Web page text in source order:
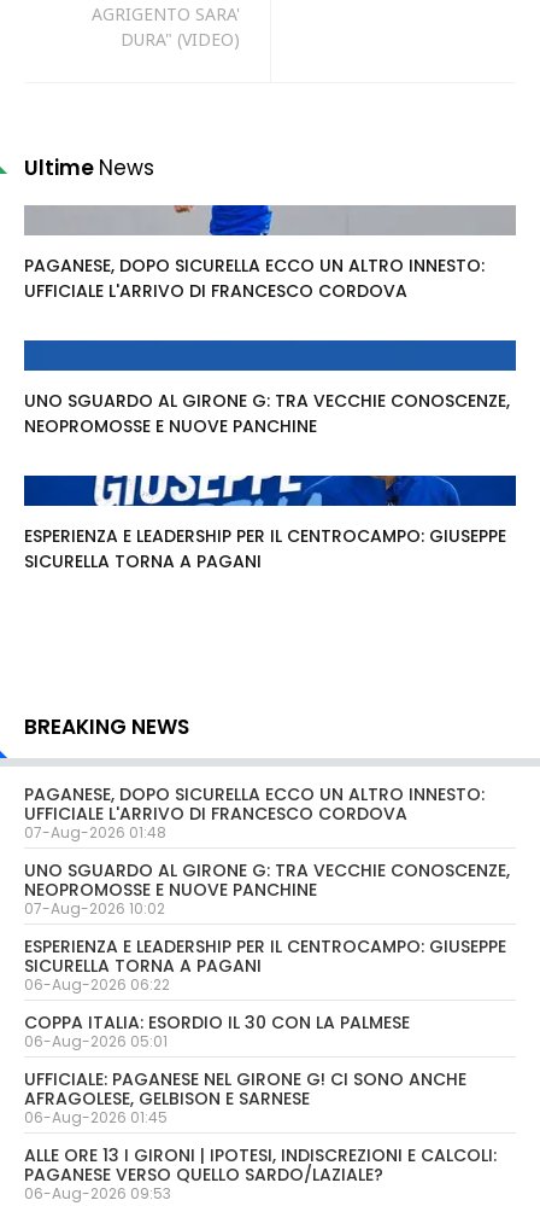
AGRIGENTO SARA'
DURA" (VIDEO)
Ultime News
PAGANESE, DOPO SICURELLA ECCO UN ALTRO INNESTO:
UFFICIALE L'ARRIVO DI FRANCESCO CORDOVA
UNO SGUARDO AL GIRONE G: TRA VECCHIE CONOSCENZE,
NEOPROMOSSE E NUOVE PANCHINE
ESPERIENZA E LEADERSHIP PER IL CENTROCAMPO: GIUSEPPE
SICURELLA TORNA A PAGANI
BREAKING NEWS
PAGANESE, DOPO SICURELLA ECCO UN ALTRO INNESTO:
UFFICIALE L'ARRIVO DI FRANCESCO CORDOVA
07-Aug-2026 01:48
UNO SGUARDO AL GIRONE G: TRA VECCHIE CONOSCENZE,
NEOPROMOSSE E NUOVE PANCHINE
07-Aug-2026 10:02
ESPERIENZA E LEADERSHIP PER IL CENTROCAMPO: GIUSEPPE
SICURELLA TORNA A PAGANI
06-Aug-2026 06:22
COPPA ITALIA: ESORDIO IL 30 CON LA PALMESE
06-Aug-2026 05:01
UFFICIALE: PAGANESE NEL GIRONE G! CI SONO ANCHE
AFRAGOLESE, GELBISON E SARNESE
06-Aug-2026 01:45
ALLE ORE 13 I GIRONI | IPOTESI, INDISCREZIONI E CALCOLI:
PAGANESE VERSO QUELLO SARDO/LAZIALE?
06-Aug-2026 09:53